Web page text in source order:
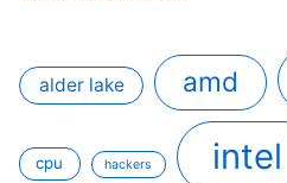
alder lake amd
cpu hackers intel